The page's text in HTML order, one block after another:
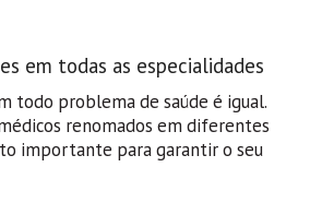
em todas as especialidades
todo problema de saúde é igual.
renomados em diferentes
importante para garantir o seu